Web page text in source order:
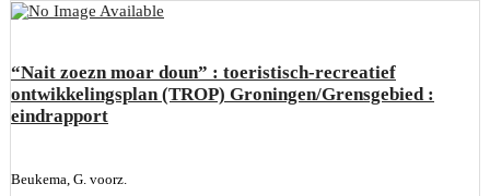
“Nait zoezn moar doun” : toeristisch-recreatief
ontwikkelingsplan (TROP) Groningen/Grensgebied :
eindrapport
Beukema, G. voorz.